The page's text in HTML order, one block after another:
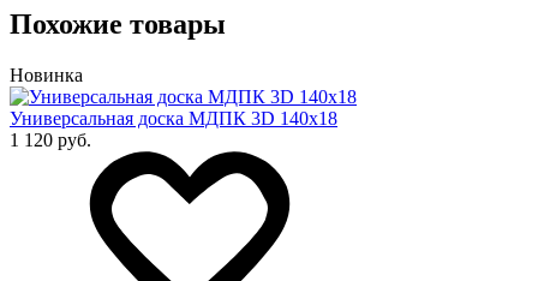
Похожие товары
Новинка
Универсальная доска МДПК 3D 140x18
1 120 руб.